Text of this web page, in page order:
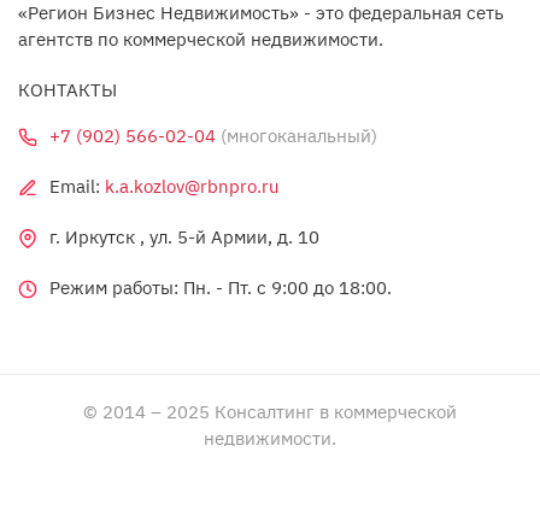
«Регион Бизнес Недвижимость» - это федеральная сеть
агентств по коммерческой недвижимости.
КОНТАКТЫ
+7 (902) 566-02-04 (многоканальный)
Email: k.a.kozlov@rbnpro.ru
г. Иркутск , ул. 5-й Армии, д. 10
Режим работы: Пн. - Пт. c 9:00 до 18:00.
© 2014 – 2025 Консалтинг в коммерческой
недвижимости.